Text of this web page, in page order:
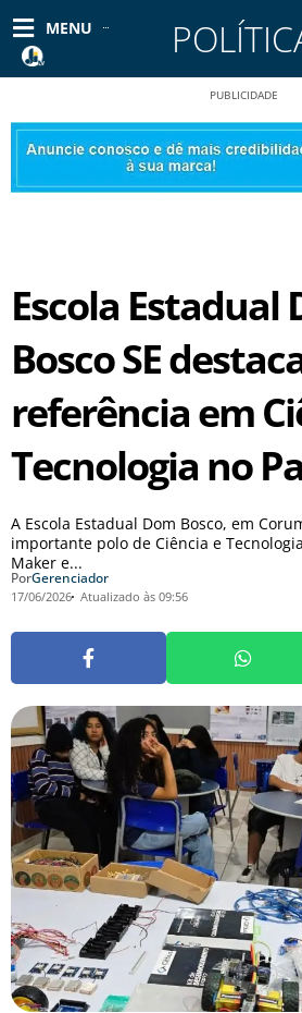
para
conteúdo
MENU
PUBLICIDADE
Escola Estadual
Bosco SE
referência em
Tecnologia no
A Escola Estadual Dom Bosco, em
importante polo de Ciência e
Maker e...
PorGerenciador
17/06/2026 Atualizado às 09:56